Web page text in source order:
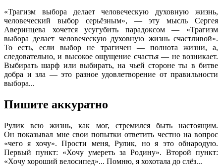
«Трагизм выбора делает человеческую духовную жизнь,
человеческий выбор серьёзным», — эту мысль Сергея
Аверинцева хочется усугубить парадоксом — «Трагизм
выбора делает человеческую духовную жизнь счастливой».
То есть, если выбор не трагичен — полнота жизни, а,
следовательно, и высокое ощущение счастья — не возникает.
Выбирать шарф или выбирать, на чьей стороне ты в битве
добра и зла — это разное удовлетворение от правильности
выбора...
Пишите аккуратно
Рулик всю жизнь, как мог, стремился быть настоящим.
Он показывал мне свои попытки ответить честно на вопрос
«чего я хочу». Прости меня, Рулик, но я это обнародую.
Первый пункт: «Хочу умереть за Родину». Второй пункт:
«Хочу хороший велосипед»... Помню, я хохотала до слёз...